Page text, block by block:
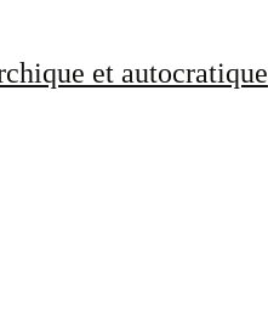
et autocratique